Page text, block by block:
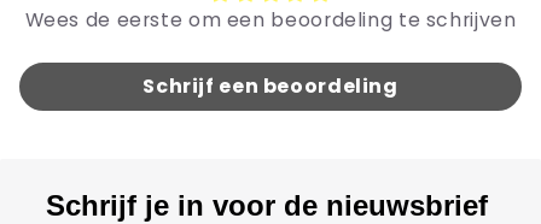
Wees de eerste om een beoordeling te schrijven
Schrijf een beoordeling
Schrijf je in voor de nieuwsbrief